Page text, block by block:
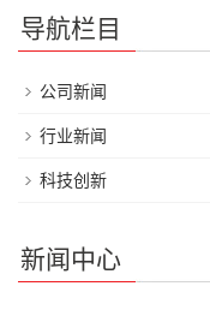
导航栏目
公司新闻
行业新闻
科技创新
新闻中心